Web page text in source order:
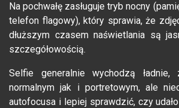
Na pochwałę zasługuje tryb nocny
telefon flagowy), który sprawia, że
dłuższym czasem naświetlania są
szczegółowością.
Selfie generalnie wychodzą
normalnym jak i portretowym, ale
autofocusa i lepiej sprawdzić, czy